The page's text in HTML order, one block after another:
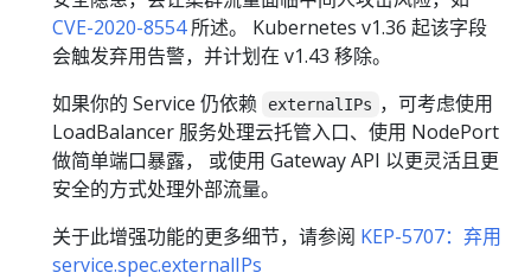
CVE-2020-8554所述。 Kubernetes v1.36 起该字段
会触发弃用告警，并计划在 v1.43 移除。
如果你的 Service 仍依赖
externalIPs ，可考虑使用
LoadBalancer 服务处理云托管入口、使用 NodePort
做简单端口暴露， 或使用 Gateway API 以更灵活且更
安全的方式处理外部流量。
关于此增强功能的更多细节，请参阅 KEP-5707：弃用
service.spec.externalIPs